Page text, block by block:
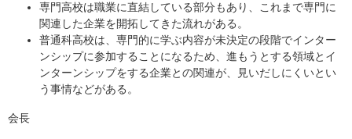
専門高校は職業に直結している部分もあり、これまで専門に
関連した企業を開拓してきた流れがある。
普通科高校は、専門的に学ぶ内容が未決定の段階でインター
ンシップに参加することになるため、進もうとする領域とイ
ンターンシップをする企業との関連が、見いだしにくいとい
う事情などがある。
会長